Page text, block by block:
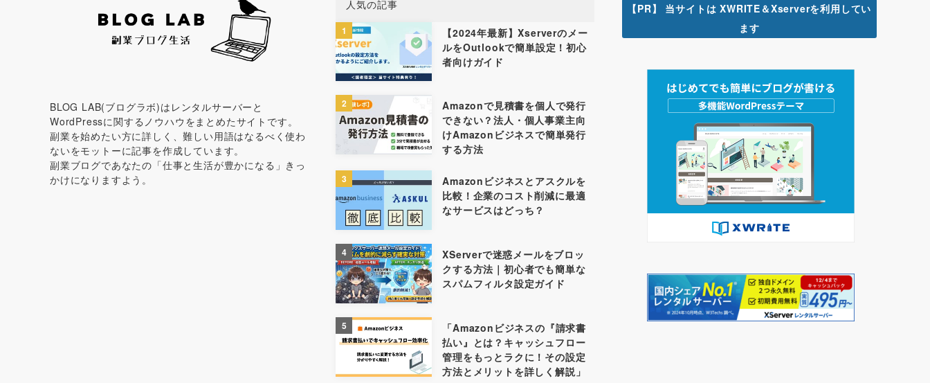
BLOG LAB(ブログラボ)はレンタルサーバーと
WordPressに関するノウハウをまとめたサイトです。
副業を始めたい方に詳しく、難しい用語はなるべく使わ
ないをモットーに記事を作成しています。
副業ブログであなたの「仕事と生活が豊かになる」きっ
かけになりますよう。
人気の記事
1
【2024年最新】Xserverのメー
ルをOutlookで簡単設定！初心
者向けガイド
2
Amazonで見積書を個人で発行
できない？法人・個人事業主向
けAmazonビジネスで簡単発行
する方法
3
Amazonビジネスとアスクルを
比較！企業のコスト削減に最適
なサービスはどっち？
4
XServerで迷惑メールをブロッ
クする方法｜初心者でも簡単な
スパムフィルタ設定ガイド
5
「Amazonビジネスの『請求書
払い』とは？キャッシュフロー
管理をもっとラクに！その設定
方法とメリットを詳しく解説」
【PR】 当サイトは XWRITE＆Xserverを利用してい
ます